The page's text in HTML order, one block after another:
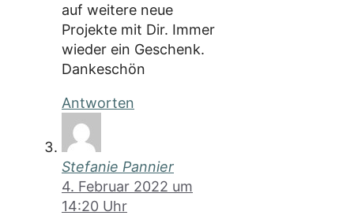
auf weitere neue
Projekte mit Dir. Immer
wieder ein Geschenk.
Dankeschön
Antworten
Stefanie Pannier
4. Februar 2022 um
14:20 Uhr